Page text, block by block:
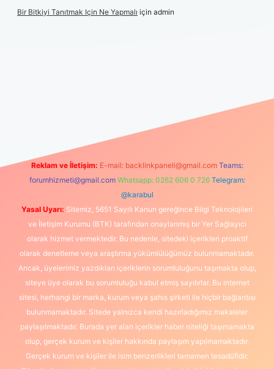
Bir Bitkiyi Tanıtmak Için Ne Yapmalı için admin
Reklam ve İletişim: E-mail: backlinkpaneli@gmail.com Teams:
forumhizmeti@gmail.com Whatsapp: 0262 606 0 726 Telegram:
@karabul
Yasal Uyarı: Sitemiz, 5651 Sayılı Kanun gereğince Bilgi Teknolojileri
ve İletişim Kurumu (BTK) tarafından onaylanmış bir Yer Sağlayıcı
olarak hizmet vermektedir. Bu nedenle, sitedeki içerikleri proaktif
olarak denetleme veya araştırma yükümlülüğümüz bulunmamaktadır.
Ancak, üyelerimiz yazdıkları içeriklerin sorumluluğunu taşımakta olup,
siteye üye olarak bu sorumluluğu kabul etmiş sayılırlar. Bu internet
sitesi, herhangi bir marka, kurum veya şahıs şirketi ile hiçbir bağlantısı
bulunmamaktadır. Sitede yalnızca kendi hazırladığımız makaleler
paylaşılmaktadır. Burada yer alan içerikler haber niteliği taşımamakta
olup, gerçek kurum ve kişiler hakkında paylaşım yapılmamaktadır.
Gerçek kurum ve kişiler ile isim benzerlikleri tamamen tesadüfidir.